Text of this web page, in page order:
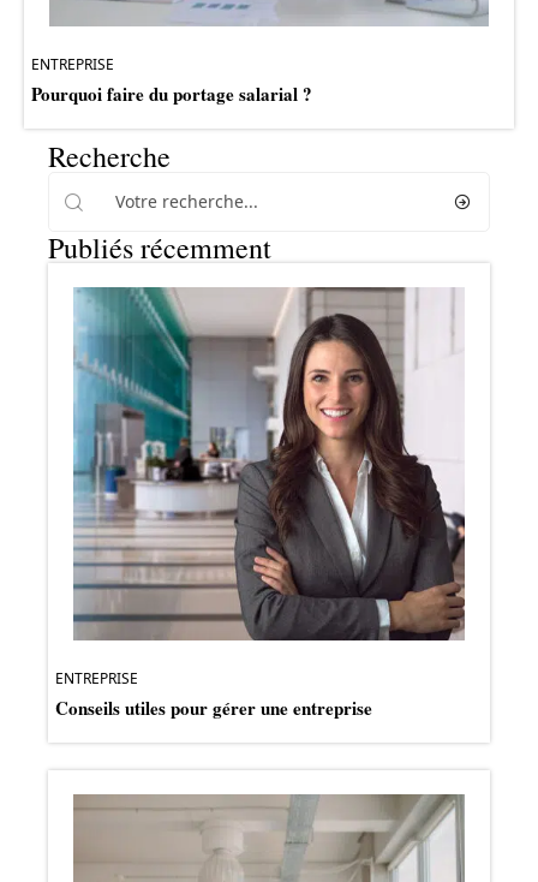
ENTREPRISE
Pourquoi faire du portage salarial ?
Recherche
Publiés récemment
ENTREPRISE
Conseils utiles pour gérer une entreprise